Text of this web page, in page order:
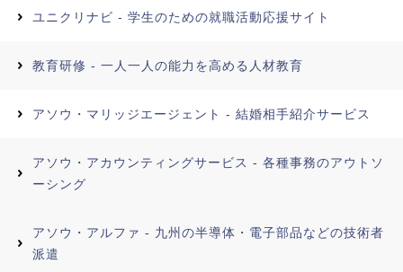
ユニクリナビ - 学生のための就職活動応援サイト
教育研修 - 一人一人の能力を高める人材教育
アソウ・マリッジエージェント - 結婚相手紹介サービス
アソウ・アカウンティングサービス - 各種事務のアウトソ
ーシング
アソウ・アルファ - 九州の半導体・電子部品などの技術者
派遣